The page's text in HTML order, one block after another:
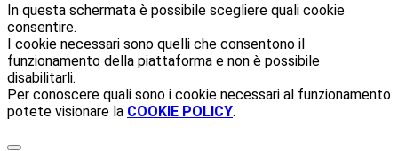
In questa schermata è possibile scegliere quali cookie
consentire.
I cookie necessari sono quelli che consentono il
funzionamento della piattaforma e non è possibile
disabilitarli.
Per conoscere quali sono i cookie necessari al funzionamento
potete visionare la COOKIE POLICY.